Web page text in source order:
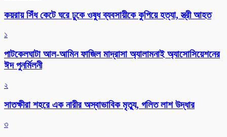
কয়রায় সিঁধ কেটে ঘরে ঢুকে ওষুধ ব্যবসায়ীকে কুপিয়ে হত্যা, স্ত্রী আহত
১
পাটকেলঘাটা আল-আমিন ফাজিল মাদ্রাসা অ্যালামনাই অ্যাসোসিয়েশনের
ঈদ পুনর্মিলনী
২
সাতক্ষীরা শহরে এক নারীর অস্বাভাবিক মৃত্যু, গলিত লাশ উদ্ধার
৩